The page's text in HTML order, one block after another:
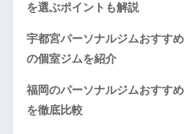
を選ぶポイントも解説
宇都宮パーソナルジムおすす
の個室ジムを紹介
福岡のパーソナルジムおすす
を徹底比較